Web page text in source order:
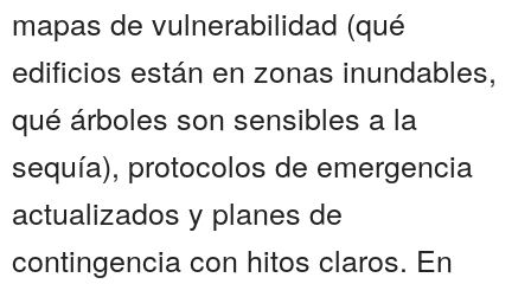
mapas de vulnerabilidad (qué
edificios están en zonas inundables,
qué árboles son sensibles a la
sequía), protocolos de emergencia
actualizados y planes de
contingencia con hitos claros. En